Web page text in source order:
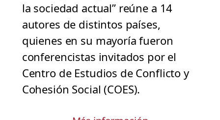
la sociedad actual” reúne a 14
autores de distintos países,
quienes en su mayoría fueron
conferencistas invitados por el
Centro de Estudios de Conflicto y
Cohesión Social (COES).